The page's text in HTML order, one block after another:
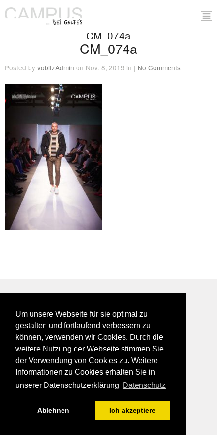
Um unsere Webseite für sie optimal zu
gestalten und fortlaufend verbessern zu
können, verwenden wir Cookies. Durch die
weitere Nutzung der Webseite stimmen Sie
der Verwendung von Cookies zu. Weitere
Informationen zu Cookies erhalten Sie in
unserer Datenschutzerklärung Datenschutz
Ablehnen Ich akzeptiere
CM_074a
CM_074a
Posted by vobitzAdmin on Nov. 8, 2019 in | No Comments
BEI GALFES - hier wird man getroffen
impressum
datenschutz
disclaimer